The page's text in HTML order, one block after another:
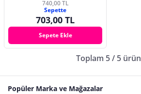
740,00 TL
Sepette
703,00 TL
Sepete Ekle
Toplam 5 / 5 ürün
Popüler Marka ve Mağazalar